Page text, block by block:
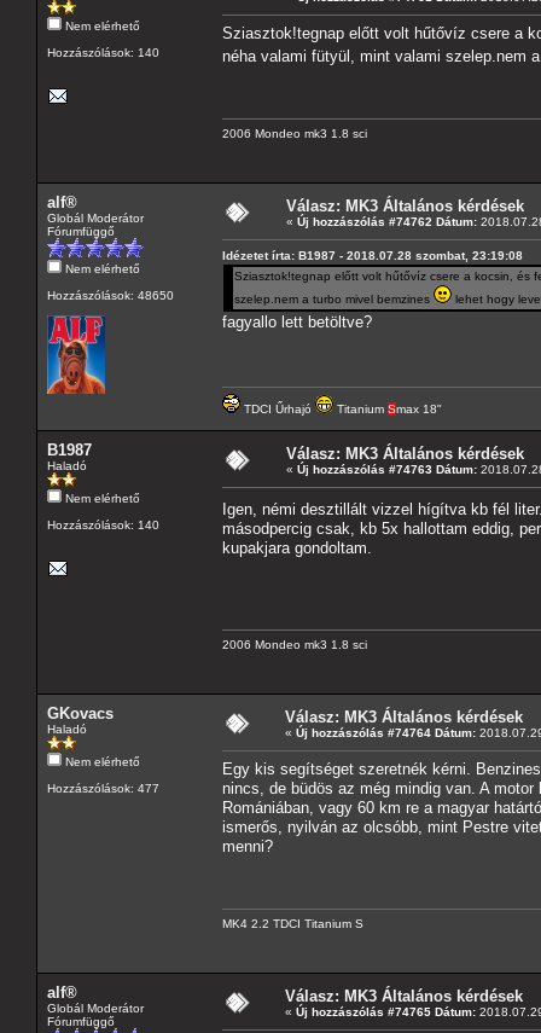
Nem elérhető
Hozzászólások: 140
Sziasztok!tegnap előtt volt hűtővíz csere a
néha valami fütyül, mint valami szelep.nem
2006 Mondeo mk3 1.8 sci
alf®
Globál Moderátor
Fórumfüggő
Nem elérhető
Hozzászólások: 48650
Válasz: MK3 Általános kérdések
« Új hozzászólás #74762 Dátum:
Idézetet írta: B1987 - 2018.07.28 szombat, 23:19:08
Sziasztok!tegnap előtt volt hűtővíz csere a kocsin, és
szelep.nem a turbo mivel bemzines
lehet hogy
fagyallo lett betöltve?
TDCI Űrhajó Titanium Smax 18"
B1987
Haladó
Nem elérhető
Hozzászólások: 140
Válasz: MK3 Általános kérdések
« Új hozzászólás #74763 Dátum:
Igen, némi desztillált vizzel hígítva kb fél
másodpercig csak, kb 5x hallottam eddig,
kupakjara gondoltam.
2006 Mondeo mk3 1.8 sci
GKovacs
Haladó
Nem elérhető
Hozzászólások: 477
Válasz: MK3 Általános kérdések
« Új hozzászólás #74764 Dátum:
Egy kis segítséget szeretnék kérni.
nincs, de büdös az még mindig van. A
Romániában, vagy 60 km re a magyar
ismerős, nyilván az olcsóbb, mint Pestre
menni?
MK4 2.2 TDCI Titanium S
alf®
Globál Moderátor
Fórumfüggő
Válasz: MK3 Általános kérdések
« Új hozzászólás #74765 Dátum: